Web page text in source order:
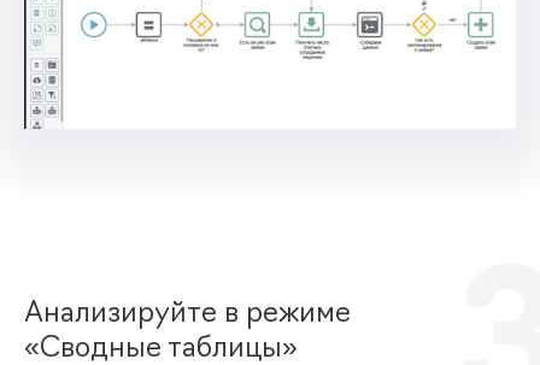
Анализируйте в режиме
«Сводные таблицы»